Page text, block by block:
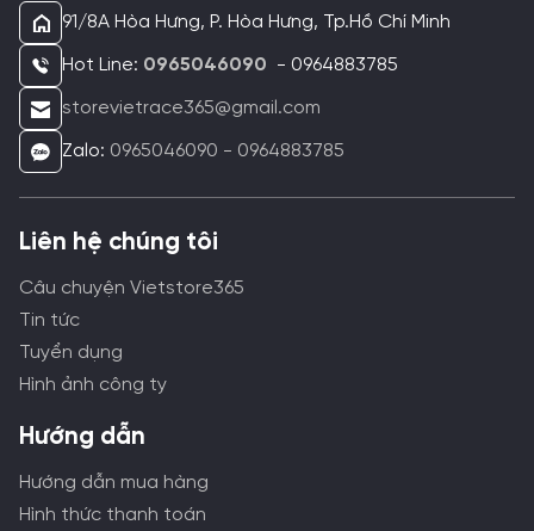
91/8A Hòa Hưng, P. Hòa Hưng, Tp.Hồ Chí Minh
Hot Line: 0965046090 - 0964883785
storevietrace365@gmail.com
Zalo: 0965046090 - 0964883785
Liên hệ chúng tôi
Câu chuyện Vietstore365
Tin tức
Tuyển dụng
Hình ảnh công ty
Hướng dẫn
Hướng dẫn mua hàng
Hình thức thanh toán